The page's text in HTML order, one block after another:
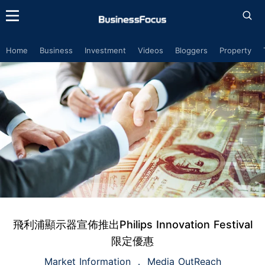
Home Business Investment Videos Bloggers Property
飛利浦顯示器宣佈推出Philips Innovation Festival
限定優惠
Market Information Media OutReach